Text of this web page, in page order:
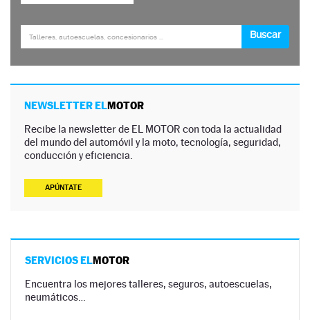
NEWSLETTER ELMOTOR
Recibe la newsletter de EL MOTOR con toda la actualidad
del mundo del automóvil y la moto, tecnología, seguridad,
conducción y eficiencia.
APÚNTATE
SERVICIOS ELMOTOR
Encuentra los mejores talleres, seguros, autoescuelas,
neumáticos…